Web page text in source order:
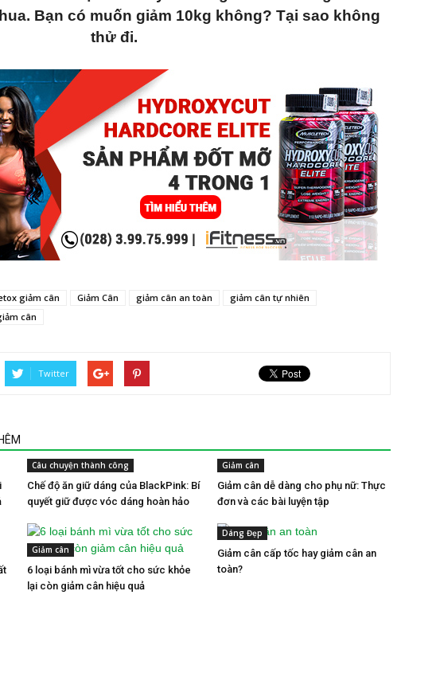
Bạn có muốn giảm 10kg không? Tại sao không
thử đi.
giảm cân Giảm Cân giảm cân an toàn
giảm cân tự nhiên
cân
Twitter
Câu chuyện thành công
Chế độ ăn giữ dáng của BlackPink: Bí
quyết giữ được vóc dáng hoàn hảo
Giảm cân
Giảm cân dễ dàng cho phụ nữ: Thực
đơn và các bài luyện tập
Giảm cân
6 loại bánh mì vừa tốt cho sức khỏe
lại còn giảm cân hiệu quả
Dáng Đẹp
Giảm cân cấp tốc hay giảm cân an
toàn?